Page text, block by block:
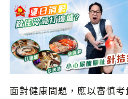
面對健康問題，應以審慎